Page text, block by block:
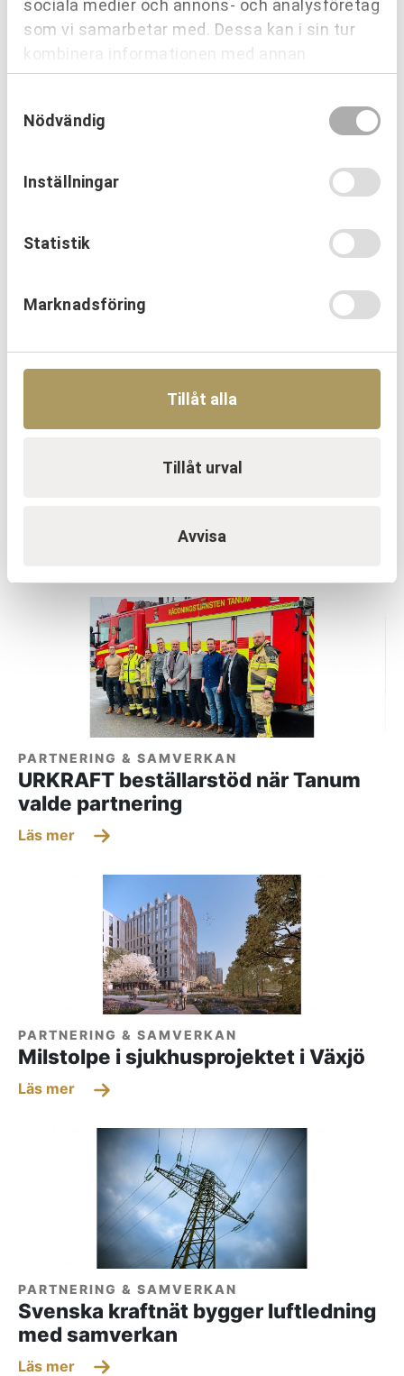
sociala medier och annons- och analysföretag
som vi samarbetar med. Dessa kan i sin tur
kombinera informationen med annan
information som du har tillhandahållit eller
som de har samlat in när du har använt deras
tjänster.
Nödvändig
Inställningar
Statistik
Marknadsföring
Tillåt alla
Tillåt urval
Avvisa
PARTNERING & SAMVERKAN
marknadsanalys
PARTNERING & SAMVERKAN
URKRAFT beställarstöd när Tanum
valde partnering
Läs mer
PARTNERING & SAMVERKAN
Milstolpe i sjukhusprojektet i Växjö
Läs mer
PARTNERING & SAMVERKAN
Svenska kraftnät bygger luftledning
med samverkan
Läs mer